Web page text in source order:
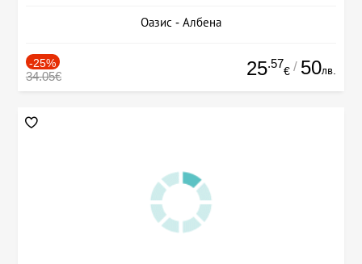
Оазис - Албена
-25%
34.05€ 25.57
€ / 50лв.